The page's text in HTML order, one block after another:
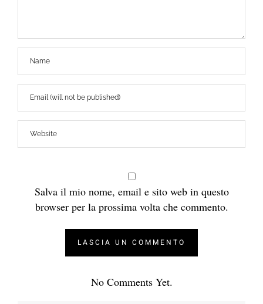
Salva il mio nome, email e sito web in questo
browser per la prossima volta che commento.
No Comments Yet.